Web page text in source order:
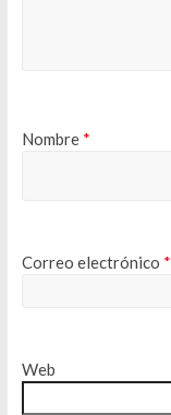
Nombre *
Correo electrónico *
Web